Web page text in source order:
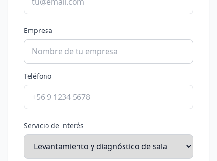
Empresa
Teléfono
Servicio de interés